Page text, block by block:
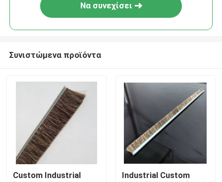
Να συνεχίσει
Συνιστώμενα προϊόντα
Custom Industrial
Industrial Custom